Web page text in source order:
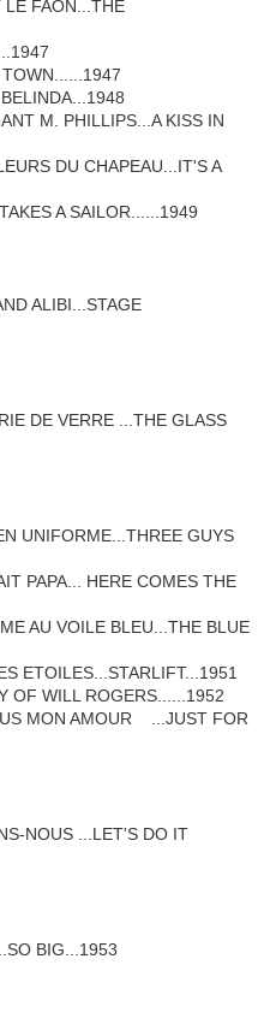
LE FAON...THE
M. PHILLIPS...A KISS IN
DU CHAPEAU...IT'S A
A SAILOR......1949
ALIBI...STAGE
DE VERRE ...THE GLASS
UNIFORME...THREE GUYS
PAPA... HERE COMES THE
AU VOILE BLEU...THE BLUE
ETOILES...STARLIFT...1951
OF WILL ROGERS......1952
MON AMOUR ...JUST FOR
NOUS ...LET'S DO IT
BIG...1953